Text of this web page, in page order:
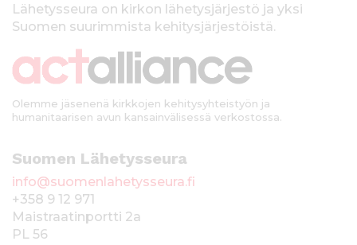
kLähetysseura on kirkon lähetysjärjestö ja yksi
Suomen suurimmista kehitysjärjestöistä.
Olemme jäsenenä kirkkojen kehitysyhteistyön ja
humanitaarisen avun kansainvälisessä verkostossa.
Suomen Lähetysseura
info@suomenlahetysseura.fi
+358 9 12 971
Maistraatinportti 2a
PL 56